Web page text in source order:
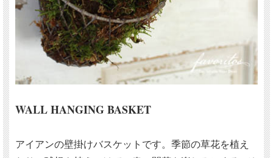
WALL HANGING BASKET
アイアンの壁掛けバスケットです。季節の草花を植え